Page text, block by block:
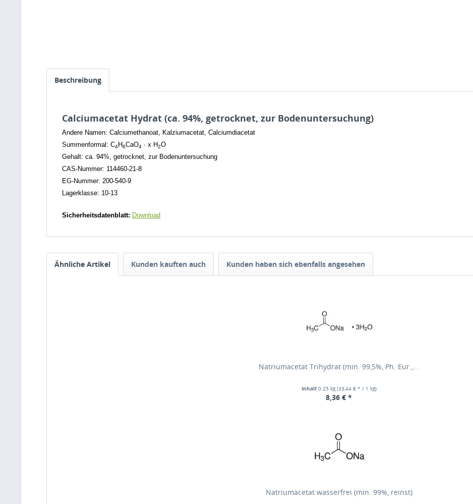
Beschreibung
Calciumacetat Hydrat (ca. 94%, getrocknet, zur Bodenuntersuchung)
Andere Namen: Calciumethanoat, Kalziumacetat, Calciumdiacetat
Summenformal: C4H6CaO4 · x H2O
Gehalt: ca. 94%, getrocknet, zur Bodenuntersuchung
CAS-Nummer: 114460-21-8
EG-Nummer: 200-540-9
Lagerklasse: 10-13
Sicherheitsdatenblatt: Download
Ähnliche Artikel Kunden kauften auch Kunden haben sich ebenfalls angesehen
Natriumacetat Trihydrat (min. 99,5%, Ph. Eur.,...
Inhalt 0.25 kg(33,44 € * / 1 kg)
8,36 € *
Natriumacetat wasserfrei (min. 99%, reinst)